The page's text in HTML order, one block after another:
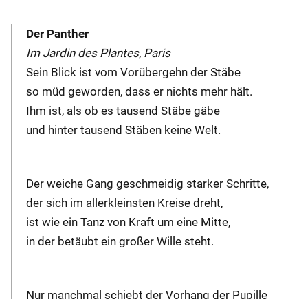
Der Panther
Im Jardin des Plantes, Paris
Sein Blick ist vom Vorübergehn der Stäbe
so müd geworden, dass er nichts mehr hält.
Ihm ist, als ob es tausend Stäbe gäbe
und hinter tausend Stäben keine Welt.
Der weiche Gang geschmeidig starker Schritte,
der sich im allerkleinsten Kreise dreht,
ist wie ein Tanz von Kraft um eine Mitte,
in der betäubt ein großer Wille steht.
Nur manchmal schiebt der Vorhang der Pupille